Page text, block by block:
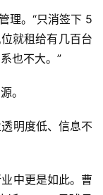
理。“只消签下 5
就租给有几百台
也不大。”
。
明度低、信息不
中更是如此。曹